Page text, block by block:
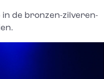
in de bronzen-zilveren-